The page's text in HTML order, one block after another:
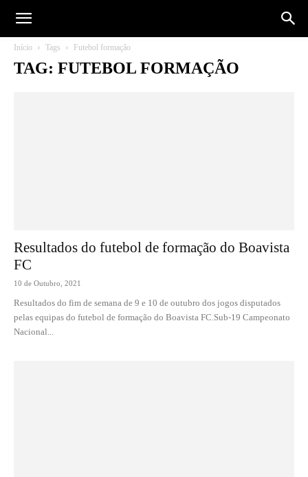
Início Tags Futebol formação
TAG: FUTEBOL FORMAÇÃO
Resultados do futebol de formação do Boavista
FC
10 de Outubro, 2021
Resultados do fim de semana de 9 e 10 de outubro dos jogos disputados
pelas equipas do futebol de formação do Boavista FC.Sub-19 Campeonato
Nacional...